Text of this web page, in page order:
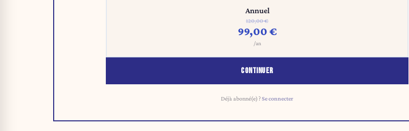
Annuel
120,00 €
99,00 €
/an
CONTINUER
Déjà abonné(e) ?Se connecter